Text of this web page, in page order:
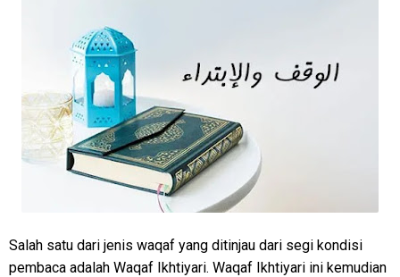
Salah satu dari jenis waqaf yang ditinjau dari segi kondisi
pembaca adalah Waqaf Ikhtiyari. Waqaf Ikhtiyari ini kemudian